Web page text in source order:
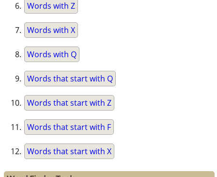
Words with Z
Words with X
Words with Q
Words that start with Q
Words that start with Z
Words that start with F
Words that start with X